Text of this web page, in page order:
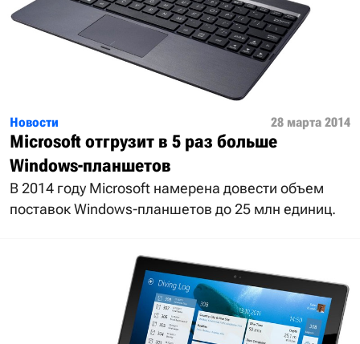
Новости 28 марта 2014
Microsoft отгрузит в 5 раз больше
Windows-планшетов
В 2014 году Microsoft намерена довести объем
поставок Windows-планшетов до 25 млн единиц.